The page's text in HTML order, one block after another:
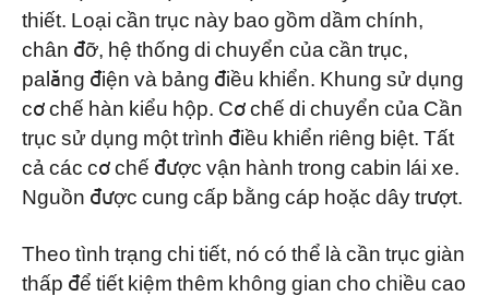
thiết. Loại cần trục này bao gồm dầm chính,
chân đỡ, hệ thống di chuyển của cần trục,
palăng điện và bảng điều khiển. Khung sử dụng
cơ chế hàn kiểu hộp. Cơ chế di chuyển của Cần
trục sử dụng một trình điều khiển riêng biệt. Tất
cả các cơ chế được vận hành trong cabin lái xe.
Nguồn được cung cấp bằng cáp hoặc dây trượt.
Theo tình trạng chi tiết, nó có thể là cần trục giàn
thấp để tiết kiệm thêm không gian cho chiều cao